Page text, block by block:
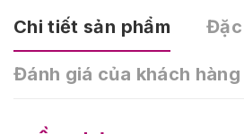
Chi tiết sản phẩm Đặc
Đánh giá của khách hàng